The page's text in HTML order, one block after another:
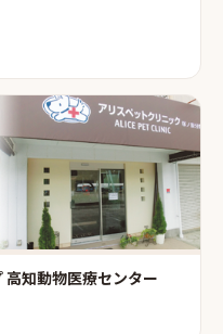
知動物医療センター